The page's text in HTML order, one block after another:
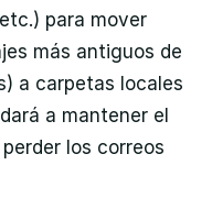
para mover
más antiguos de
a carpetas locales
a mantener el
los correos